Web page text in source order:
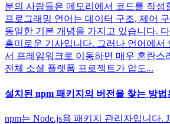
분의 사람들은 메모리에서 코드를 작성
프로그래밍 언어는 데이터 구조, 제어
동일한 기본 개념을 가지고 있습니다.
흥미로운 기사입니다. 그러나 언어에서
서 프레임워크로 이동하면 매우 혼란스
전체 소셜 플랫폼 프로젝트가 압도...
설치된 npm 패키지의 버전을 찾는 방법
npm는 Node.js용 패키지 관리자입니다.